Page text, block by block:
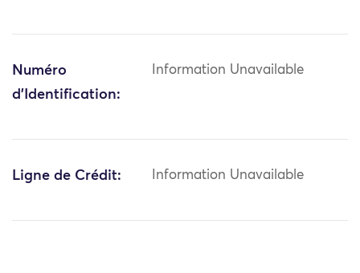
Numéro
d'Identification:
Information Unavailable
Ligne de Crédit: Information Unavailable